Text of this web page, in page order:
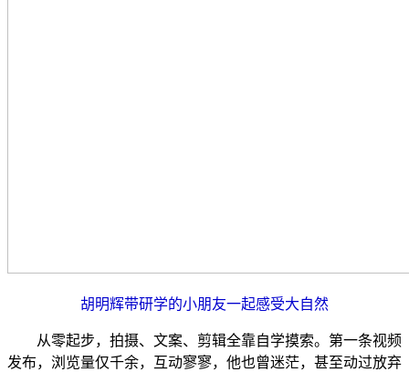
胡明辉带研学的小朋友一起感受大自然
从零起步，拍摄、文案、剪辑全靠自学摸索。第一条视频
发布，浏览量仅千余，互动寥寥，他也曾迷茫，甚至动过放弃